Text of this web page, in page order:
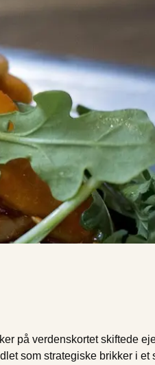
på verdenskortet skiftede
som strategiske brikker i et